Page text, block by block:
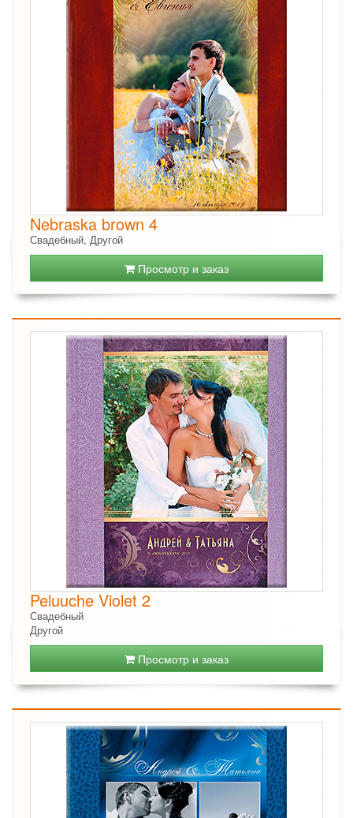
Nebraska brown 4
Свадебный, Другой
Просмотр и заказ
Peluuche Violet 2
Свадебный
Другой
Просмотр и заказ